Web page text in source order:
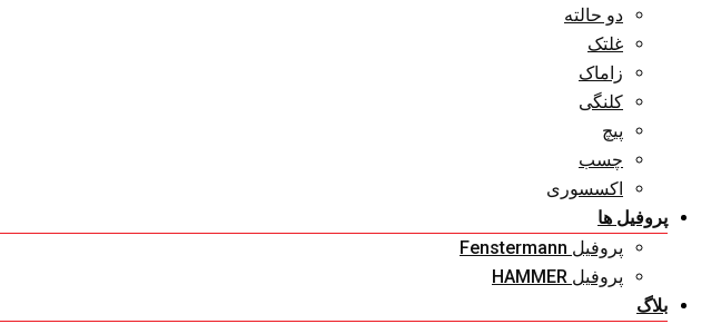
دو حالته
غلتک
زاماک
کلنگی
پیچ
چسب
اکسسوری
پروفیل ها
پروفیل Fenstermann
پروفیل HAMMER
بلاگ